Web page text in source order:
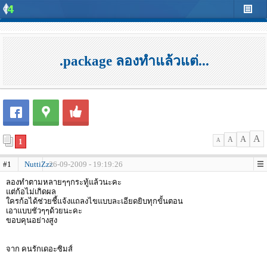
.package ลองทำแล้วแต่...
1 A A A A
#1 NuttiZzz26-09-2009 - 19:19:26
ลองทำตามหลายๆๆกระทู้แล้วนะคะ
แต่ก้อไม่เกิดผล
ใครก้อได้ช่วยชี้แจ้งแถลงไขแบบละเอียดยิบทุกขั้นตอน
เอาแบบชัวๆๆด้วยนะคะ
ขอบคุนอย่างสูง
จาก คนรักเดอะซิมส์